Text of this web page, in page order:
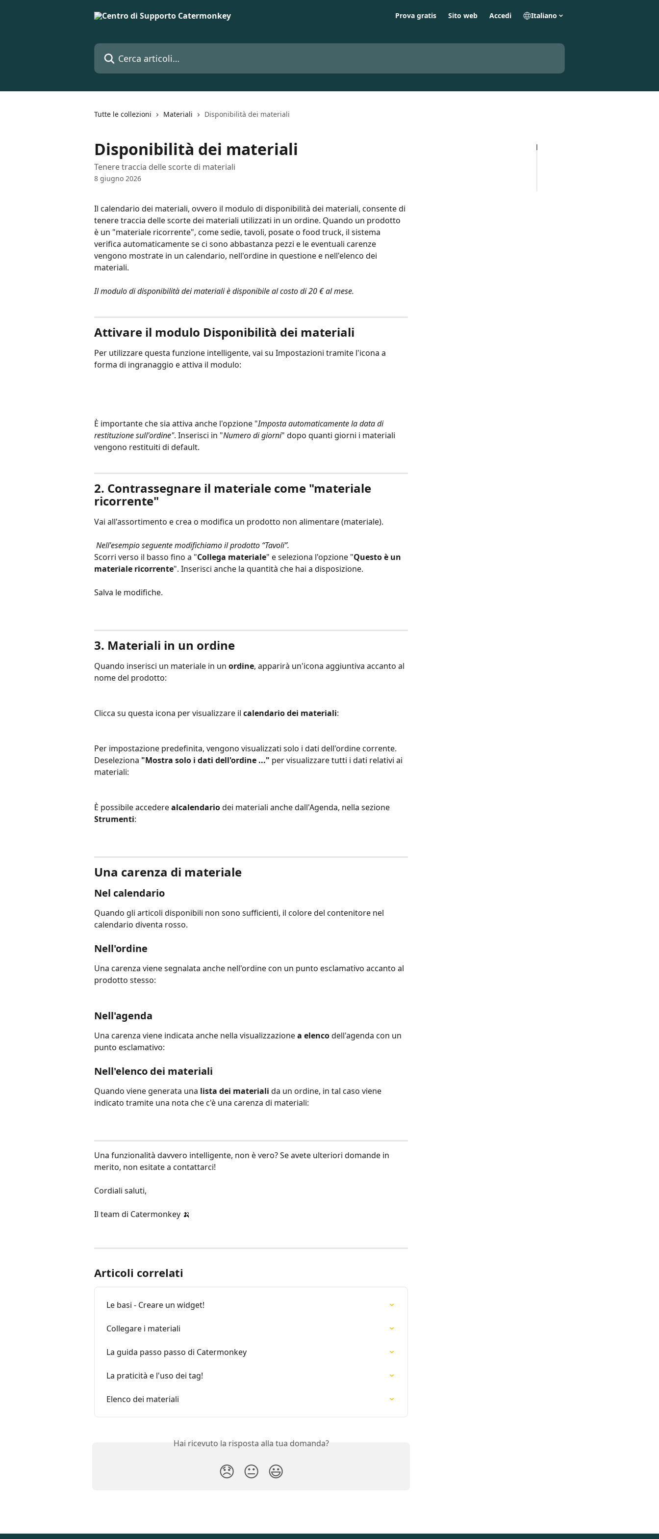
Prova gratis Sito web Accedi Italiano
Cerca articoli…
Tutte le collezioni Materiali Disponibilità dei materiali
Disponibilità dei materiali
Tenere traccia delle scorte di materiali
8 giugno 2026
Il calendario dei materiali, ovvero il modulo di disponibilità dei materiali, consente di
tenere traccia delle scorte dei materiali utilizzati in un ordine. Quando un prodotto
è un "materiale ricorrente", come sedie, tavoli, posate o food truck, il sistema
verifica automaticamente se ci sono abbastanza pezzi e le eventuali carenze
vengono mostrate in un calendario, nell'ordine in questione e nell'elenco dei
materiali.
Il modulo di disponibilità dei materiali è disponibile al costo di 20 € al mese.
Attivare il modulo Disponibilità dei materiali
Per utilizzare questa funzione intelligente, vai su Impostazioni tramite l'icona a
forma di ingranaggio e attiva il modulo:
È importante che sia attiva anche l'opzione "Imposta automaticamente la data di
restituzione sull'ordine". Inserisci in "Numero di giorni" dopo quanti giorni i materiali
vengono restituiti di default.
2. Contrassegnare il materiale come "materiale
ricorrente"
Vai all'assortimento e crea o modifica un prodotto non alimentare (materiale).
Nell'esempio seguente modifichiamo il prodotto “Tavoli”.
Scorri verso il basso fino a "Collega materiale" e seleziona l'opzione "Questo è un
materiale ricorrente". Inserisci anche la quantità che hai a disposizione.
Salva le modifiche.
3. Materiali in un ordine
Quando inserisci un materiale in un ordine, apparirà un'icona aggiuntiva accanto al
nome del prodotto:
Clicca su questa icona per visualizzare il calendario dei materiali:
Per impostazione predefinita, vengono visualizzati solo i dati dell'ordine corrente.
Deseleziona "Mostra solo i dati dell'ordine ..." per visualizzare tutti i dati relativi ai
materiali:
È possibile accedere alcalendario dei materiali anche dall'Agenda, nella sezione
Strumenti:
Una carenza di materiale
Nel calendario
Quando gli articoli disponibili non sono sufficienti, il colore del contenitore nel
calendario diventa rosso.
Nell'ordine
Una carenza viene segnalata anche nell'ordine con un punto esclamativo accanto al
prodotto stesso:
Nell'agenda
Una carenza viene indicata anche nella visualizzazione a elenco dell'agenda con un
punto esclamativo:
Nell'elenco dei materiali
Quando viene generata una lista dei materiali da un ordine, in tal caso viene
indicato tramite una nota che c'è una carenza di materiali:
Una funzionalità davvero intelligente, non è vero? Se avete ulteriori domande in
merito, non esitate a contattarci!
Cordiali saluti,
Il team di Catermonkey 🍌
Articoli correlati
Le basi - Creare un widget!
Collegare i materiali
La guida passo passo di Catermonkey
La praticità e l'uso dei tag!
Elenco dei materiali
Hai ricevuto la risposta alla tua domanda?
😞 😐 😃